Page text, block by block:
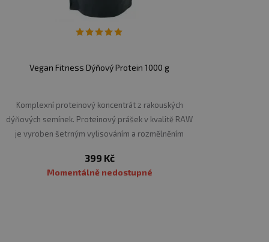
Vegan Fitness Dýňový Protein 1000 g
Komplexní proteinový koncentrát z rakouských
dýňových semínek. Proteinový prášek v kvalitě RAW
je vyroben šetrným vylisováním a rozmělněním
399 Kč
Momentálně nedostupné